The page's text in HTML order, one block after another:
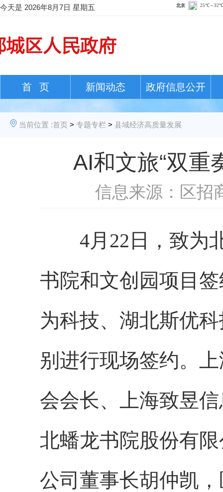
今天是 2026年8月7日 星期五
首 页 新闻动态 政府信息公开
当前位置 :首页 > 专题专栏 > 县域经济高质量发展
AI和文旅“双重
信息来源：区招
4月22日，致为北
书院和文创园项目
为科技、湖北斯优
别进行现场签约。
会会长、上海致昱
北蟠龙书院股份有
公司董事长胡仲凯